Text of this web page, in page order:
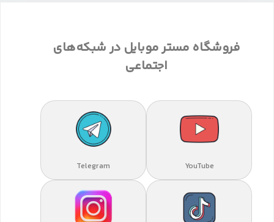
فروشگاه مستر موبایل در شبکه‌های
اجتماعی
YouTube
Telegram